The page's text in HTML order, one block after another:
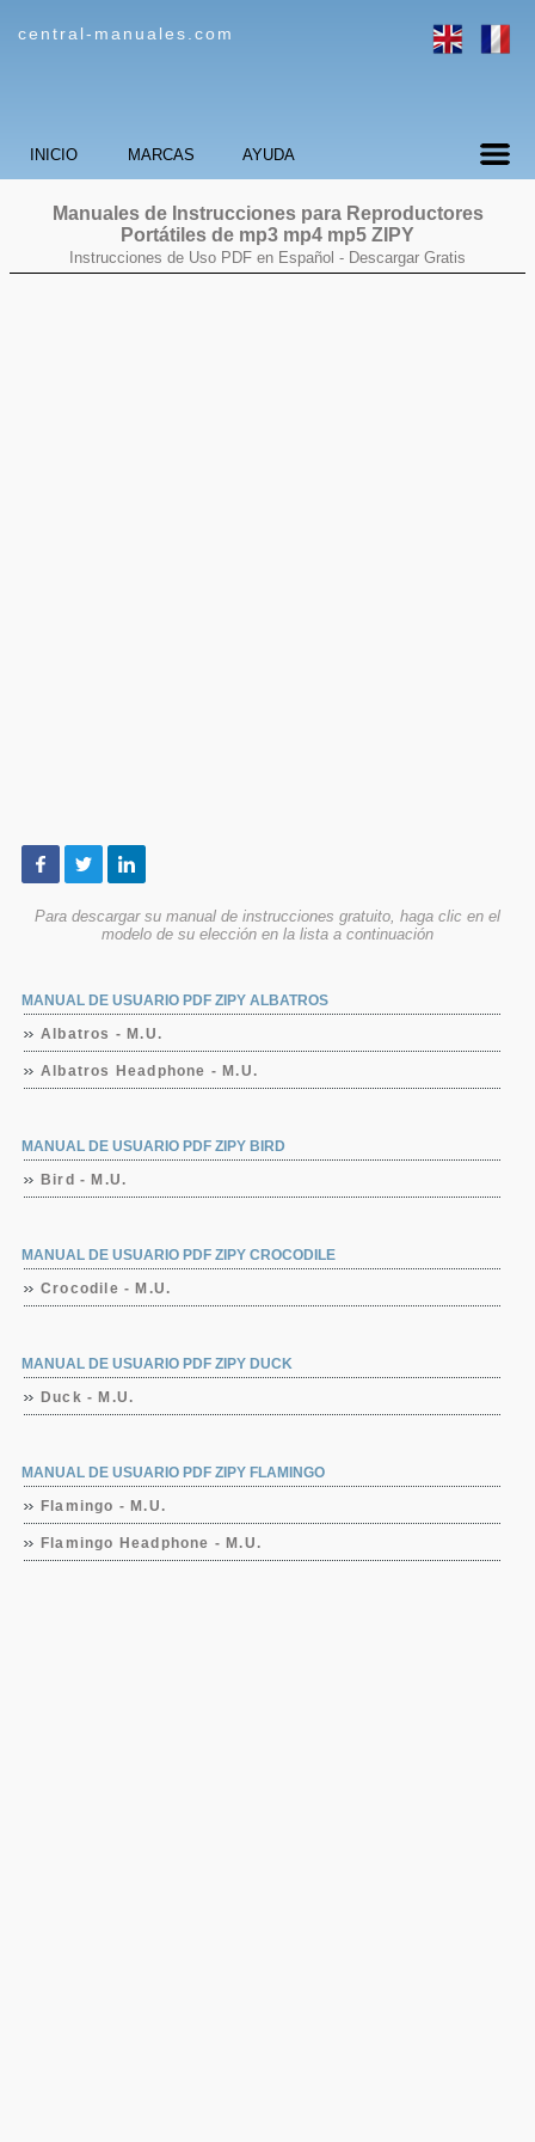
central-manuales.com
INICIO MARCAS AYUDA
Manuales de Instrucciones para Reproductores
Portátiles de mp3 mp4 mp5 ZIPY
Instrucciones de Uso PDF en Español - Descargar Gratis
Para descargar su manual de instrucciones gratuito, haga clic en el
modelo de su elección en la lista a continuación
MANUAL DE USUARIO PDF ZIPY ALBATROS
Albatros - M.U.
Albatros Headphone - M.U.
MANUAL DE USUARIO PDF ZIPY BIRD
Bird - M.U.
MANUAL DE USUARIO PDF ZIPY CROCODILE
Crocodile - M.U.
MANUAL DE USUARIO PDF ZIPY DUCK
Duck - M.U.
MANUAL DE USUARIO PDF ZIPY FLAMINGO
Flamingo - M.U.
Flamingo Headphone - M.U.